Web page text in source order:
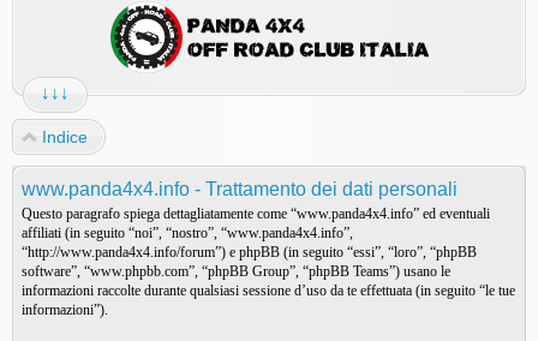
↓↓↓
Indice
www.panda4x4.info - Trattamento dei dati personali
Questo paragrafo spiega dettagliatamente come “www.panda4x4.info” ed eventuali
affiliati (in seguito “noi”, “nostro”, “www.panda4x4.info”,
“http://www.panda4x4.info/forum”) e phpBB (in seguito “essi”, “loro”, “phpBB
software”, “www.phpbb.com”, “phpBB Group”, “phpBB Teams”) usano le
informazioni raccolte durante qualsiasi sessione d’uso da te effettuata (in seguito “le tue
informazioni”).